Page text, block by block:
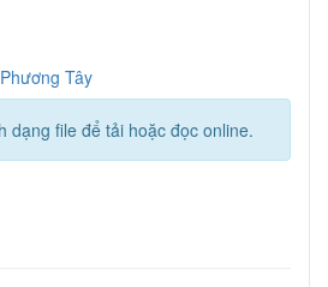
Tây
dạng file để tải hoặc đọc online.